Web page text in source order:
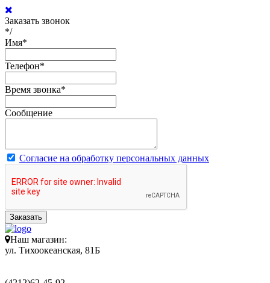
Заказать звонок
*/
Имя*
Телефон*
Время звонка*
Сообщение
Согласие на обработку персональных данных
Заказать
Наш магазин:
ул. Тихоокеанская, 81Б